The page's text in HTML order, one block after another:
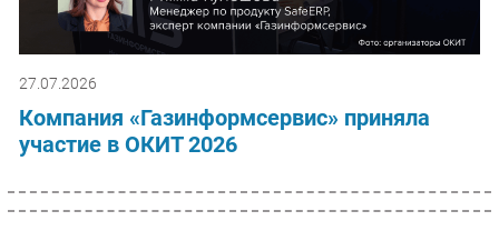
27.07.2026
Компания «Газинформсервис» приняла
участие в ОКИТ 2026